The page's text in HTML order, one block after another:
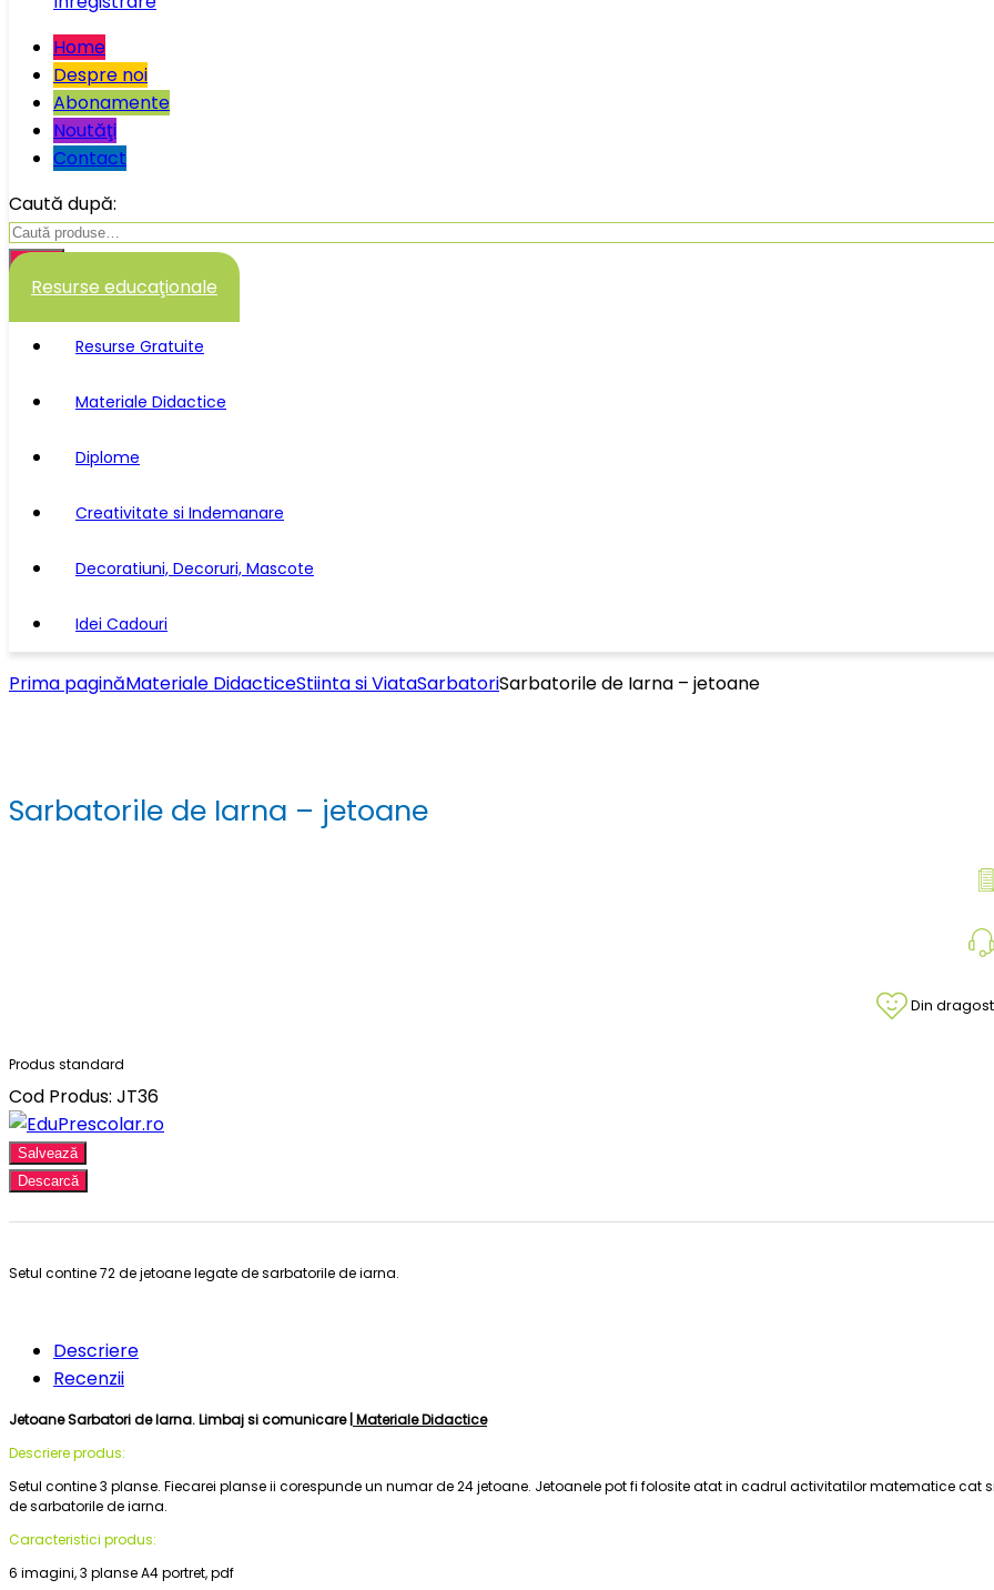
Home
Despre noi
Abonamente
Noutăţi
Contact
Caută după:
Caută
Resurse educaţionale
Resurse Gratuite
Materiale Didactice
Diplome
Creativitate si Indemanare
Decoratiuni, Decoruri, Mascote
Idei Cadouri
Prima paginăMateriale DidacticeStiinta si ViataSarbatoriSarbatorile de Iarna – jetoane
Sarbatorile de Iarna – jetoane
Din
Produs standard
Cod Produs: JT36
Salvează
Descarcă
Setul contine 72 de jetoane legate de sarbatorile de iarna.
Descriere
Recenzii
Jetoane Sarbatori de Iarna. Limbaj si comunicare | Materiale Didactice
Descriere produs:
Setul contine 3 planse. Fiecarei planse ii corespunde un numar de 24 jetoane. Jetoanele pot fi folosite atat in cadrul activitatilor matematice cat
de sarbatorile de iarna.
Caracteristici produs:
6 imagini, 3 planse A4 portret, pdf